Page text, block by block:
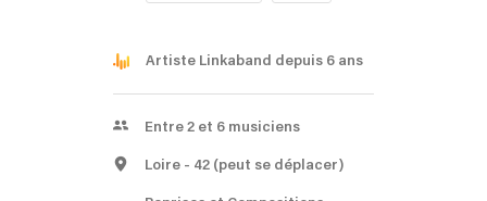
Artiste Linkaband depuis 6 ans
Entre 2 et 6 musiciens
Loire - 42 (peut se déplacer)